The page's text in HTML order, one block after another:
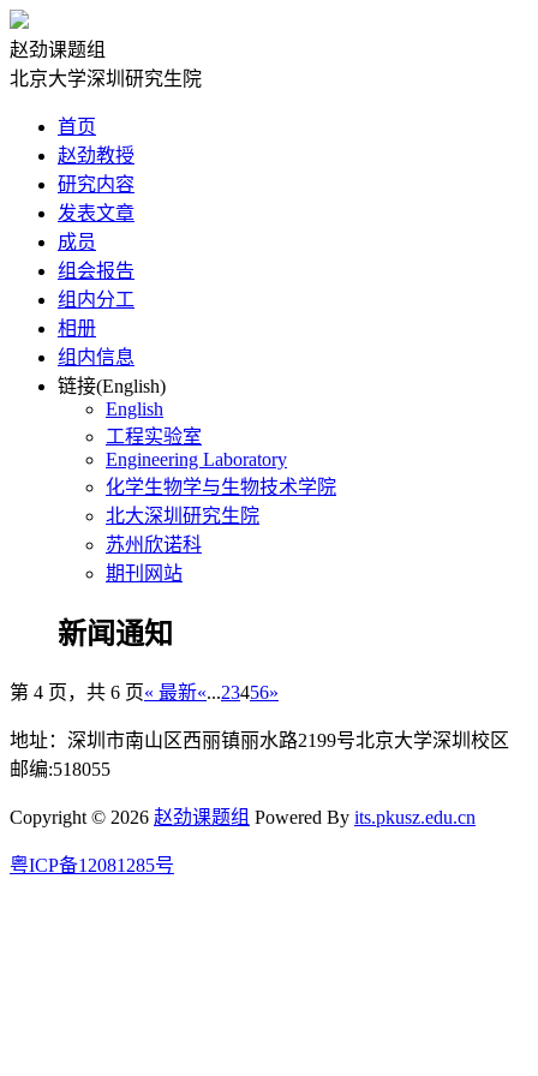
赵劲课题组
北京大学深圳研究生院
首页
赵劲教授
研究内容
发表文章
成员
组会报告
组内分工
相册
组内信息
链接(English)
English
工程实验室
Engineering Laboratory
化学生物学与生物技术学院
北大深圳研究生院
苏州欣诺科
期刊网站
新闻通知
第 4 页，共 6 页« 最新«...23456»
地址：深圳市南山区西丽镇丽水路2199号北京大学深圳校区
邮编:518055
Copyright © 2026 赵劲课题组 Powered By its.pkusz.edu.cn
粤ICP备12081285号